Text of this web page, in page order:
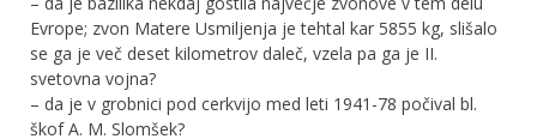
Evrope; zvon Matere Usmiljenja je tehtal kar 5855 kg, slišalo
se ga je več deset kilometrov daleč, vzela pa ga je II.
svetovna vojna?
– da je v grobnici pod cerkvijo med leti 1941-78 počival bl.
škof A. M. Slomšek?